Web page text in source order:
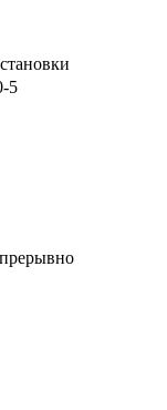
5